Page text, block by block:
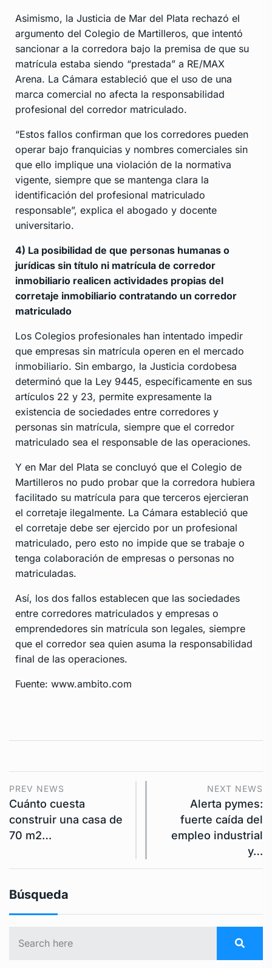
Asimismo, la Justicia de Mar del Plata rechazó el
argumento del Colegio de Martilleros, que intentó
sancionar a la corredora bajo la premisa de que su
matrícula estaba siendo “prestada” a RE/MAX
Arena. La Cámara estableció que el uso de una
marca comercial no afecta la responsabilidad
profesional del corredor matriculado.
“Estos fallos confirman que los corredores pueden
operar bajo franquicias y nombres comerciales sin
que ello implique una violación de la normativa
vigente, siempre que se mantenga clara la
identificación del profesional matriculado
responsable”, explica el abogado y docente
universitario.
4) La posibilidad de que personas humanas o
jurídicas sin título ni matrícula de corredor
inmobiliario realicen actividades propias del
corretaje inmobiliario contratando un corredor
matriculado
Los Colegios profesionales han intentado impedir
que empresas sin matrícula operen en el mercado
inmobiliario. Sin embargo, la Justicia cordobesa
determinó que la Ley 9445, específicamente en sus
artículos 22 y 23, permite expresamente la
existencia de sociedades entre corredores y
personas sin matrícula, siempre que el corredor
matriculado sea el responsable de las operaciones.
Y en Mar del Plata se concluyó que el Colegio de
Martilleros no pudo probar que la corredora hubiera
facilitado su matrícula para que terceros ejercieran
el corretaje ilegalmente. La Cámara estableció que
el corretaje debe ser ejercido por un profesional
matriculado, pero esto no impide que se trabaje o
tenga colaboración de empresas o personas no
matriculadas.
Así, los dos fallos establecen que las sociedades
entre corredores matriculados y empresas o
emprendedores sin matrícula son legales, siempre
que el corredor sea quien asuma la responsabilidad
final de las operaciones.
Fuente: www.ambito.com
PREV NEWS
Cuánto cuesta
construir una casa de
70 m2…
NEXT NEWS
Alerta pymes:
fuerte caída del
empleo industrial
y…
Búsqueda